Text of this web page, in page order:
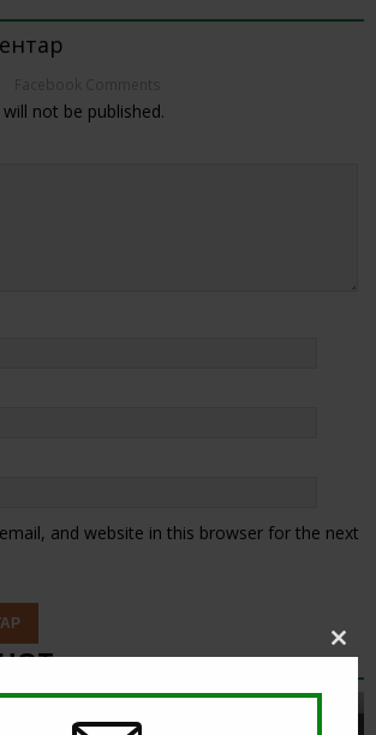
not be published.
and website in this browser for the next